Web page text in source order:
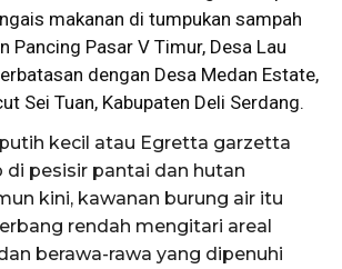
makanan di tumpukan sampah
Pancing Pasar V Timur, Desa Lau
dengan Desa Medan Estate,
Sei Tuan, Kabupaten Deli Serdang.
putih kecil atau Egretta garzetta
di pesisir pantai dan hutan
kini, kawanan burung air itu
rendah mengitari areal
berawa-rawa yang dipenuhi